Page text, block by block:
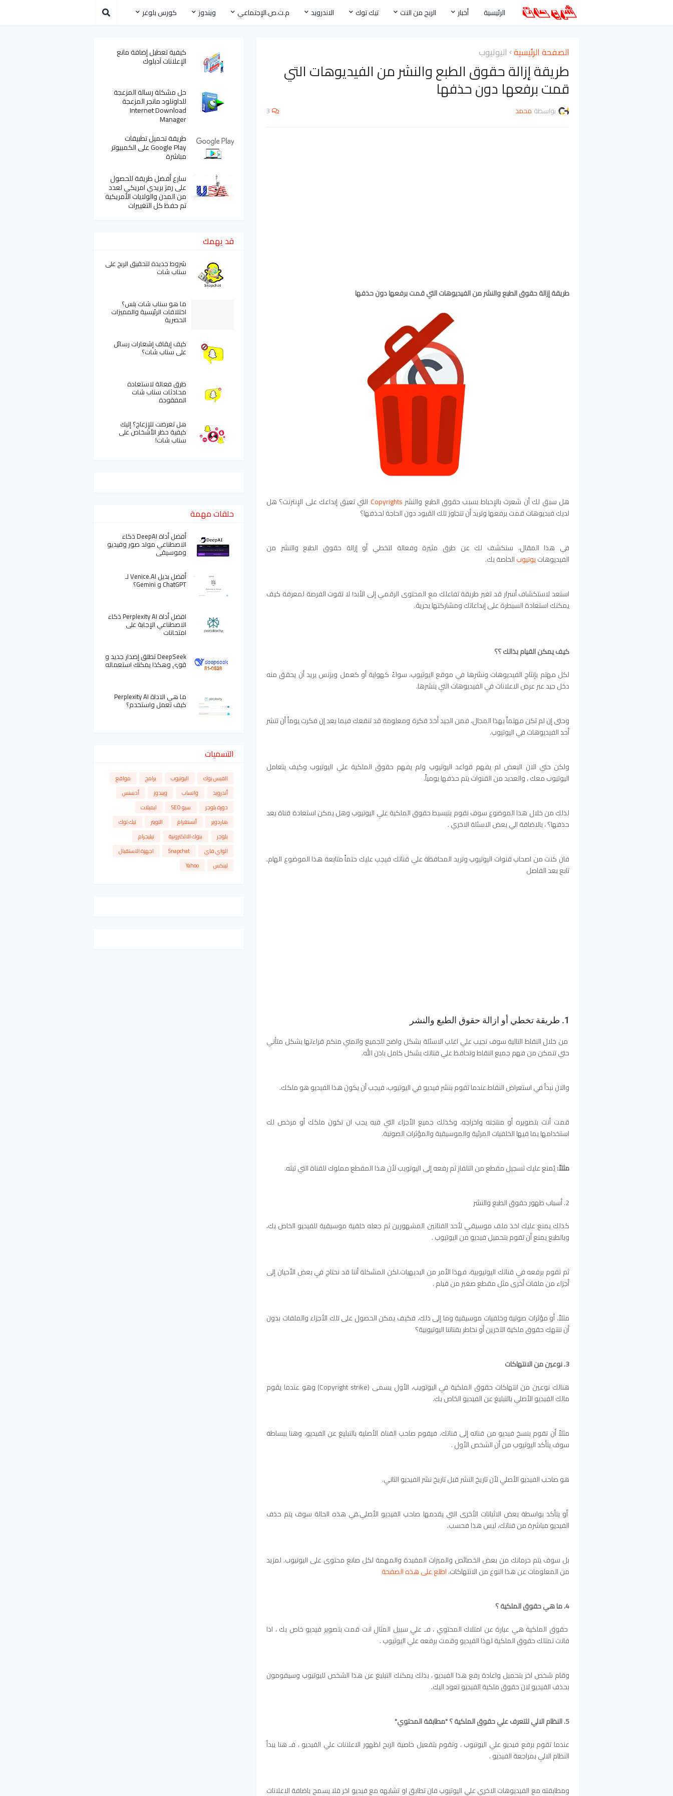
الرئيسية أخبار الربح من النت تيك توك الاندرويد م.ت.ص.الإجتماعي ويندوز كورس بلوغر
الصفحة الرئيسية اليوتيوب
طريقة إزالة حقوق الطبع والنشر من الفيديوهات التي
قمت برفعها دون حذفها
بواسطة محمد 3
طريقة إزالة حقوق الطبع والنشر من الفيديوهات التي قمت برفعها دون حذفها
هل سبق لك أن شعرت بالإحباط بسبب حقوق الطبع والنشرCopyrights التي تعيق إبداعك على الإنترنت؟ هل
لديك فيديوهات قمت برفعها وتريد أن تتجاوز تلك القيود دون الحاجة لحذفها؟
في هذا المقال، سنكشف لك عن طرق مثيرة وفعالة لتخطي أو إزالة حقوق الطبع والنشر من
الفيديوهاتيوتيوبالخاصة بك.
استعد لاستكشاف أسرار قد تغير طريقة تفاعلك مع المحتوى الرقمي إلى الأبد! لا تفوت الفرصة لمعرفة كيف
يمكنك استعادة السيطرة على إبداعاتك ومشاركتها بحرية.
كيف يمكن القيام بذالك ؟؟
لكل مهتم بإنتاج الفيديوهات ونشرها في موقع اليوتيوب، سواءً كهواية أو كعمل وبزنس يريد أن يحقق منه
دخل جيد عبر عرض الاعلانات في الفيديوهات التي ينشرها.
وحتى إن لم تكن مهتماً بهذا المجال، فمن الجيد أخذ فكرة ومعلومة قد تنفعك فيما بعد إن فكرت يوماً أن تنشر
أحد الفيديوهات في اليوتيوب.
ولكن حتي الان البعض لم يفهم قواعد اليوتيوب ولم يفهم حقوق الملكية علي اليوتيوب وكيف يتعامل
اليوتيوب معك ، والعديد من القنوات يتم حذفها يومياً.
لذلك من خلال هذا الموضوع سوف نقوم بتبسيط حقوق الملكية علي اليوتيوب وهل يمكن استعادة قناة بعد
حذفها؟ ، بالاضافة الي بعض الاسئلة الاخري .
فان كنت من اصحاب قنوات اليوتيوب وتريد المحافظة علي قناتك فيجب عليك حتماً متابعة هذا الموضوع الهام.
تابع بعد الفاصل
1. طريقة تخطي أو ازالة حقوق الطبع والنشر
من خلال النقاط التالية سوف نجيب علي اغلب الاسئلة بشكل واضح للجميع واتمني منكم قراءتها بشكل متأني
حتي تتمكن من فهم جميع النقاط وتحافظ علي قناتك بشكل كامل باذن الله.
والان نبدأ في استعراض النقاط.عندما تقوم بنشر فيديو في اليوتيوب، فيجب أن يكون هذا الفيديو هو ملكك.
قمت أنت بتصويره أو منتجته واخراجه، وكذلك جميع الأجزاء التي فيه يجب ان تكون ملكك أو مرخص لك
استخدامها بما فيها الخلفيات المرئية والموسيقية والمؤثرات الصوتية.
مثلاً:يُمنع عليك تسجيل مقطع من التلفاز ثم رفعه إلى اليوتويب لأن هذا المقطع مملوك للقناة التي تبثه.
2. أسباب ظهور حقوق الطبع والنشر
كذلك يمنع عليك اخذ ملف موسيقي لأحد الفنانين المشهورين ثم جعله خلفية موسيقية للفيديو الخاص بك،
وبالطبع يمنع أن تقوم بتحميل فيديو من اليوتيوب .
ثم تقوم برفعه في قناتك اليوتيوبية، فهذا الأمر من البديهيات.لكن المشكلة أننا قد نحتاج في بعض الأحيان إلى
أجزاء من ملفات أخرى مثل مقطع صغير من فيلم .
مثلاً، أو مؤثرات صوتية وخلفيات موسيقية وما إلى ذلك، فكيف يمكن الحصول على تلك الأجزاء والملفات بدون
أن ننتهك حقوق ملكية الآخرين أو نخاطر بقناتنا اليوتيوبية؟
3. نوعين من الانتهاكات
هنالك نوعين من انتهاكات حقوق الملكية في اليوتويب، الأول يسمى (Copyright strike) وهو عندما يقوم
مالك الفيديو الأصلي بالتبليغ عن الفيديو الخاص بك.
مثلاً أن تقوم بنسخ فيديو من قناته إلى قناتك، فيقوم صاحب القناة الأصلية بالتبليغ عن الفيديو، وهنا ببساطة
سوف يتأكد اليوتيوب من أن الشخص الأول .
هو صاحب الفيديو الأصلي لأن تاريخ النشر قبل تاريخ نشر الفيديو الثاني.
أو يتأكد بواسطة بعض الاثباتات الأخرى التي يقدمها صاحب الفيديو الأصلي.في هذه الحالة سوف يتم حذف
الفيديو مباشرة من قناتك، ليس هذا فحسب.
بل سوف يتم حرمانك من بعض الخصائص والميزات المفيدة والمهمة لكل صانع محتوى على اليوتيوب. لمزيد
من المعلومات عن هذا النوع من الانتهاكات،اطلع على هذه الصفحة
4. ما هي حقوق الملكية ؟
حقوق الملكية هي عبارة عن امتلاك المحتوي ، فـ علي سبيل المثال انت قمت بتصوير فيديو خاص بك ، اذا
فانت تمتلك حقوق الملكية لهذا الفيديو وقمت برفعه علي اليوتيوب .
وقام شخص اخر بتحميل واعادة رفع هذا الفيديو ، بذلك يمكنك التبليغ عن هذا الشخص لليوتيوب وسيقومون
بحذف الفيديو لان حقوق ملكية الفيديو تعود اليك.
5. النظام الالي للتعرف علي حقوق الملكية ؟ "مطابقة المحتوي"
عندما تقوم برفع فيديو علي اليوتيوب ، وتقوم بتفعيل خاصية الربح لظهور الاعلانات علي الفيديو ، فـ هنا يبدأ
النظام الالي بمراجعة الفيديو .
ومطابقته مع الفيديوهات الاخري علي اليوتيوب فان تطابق او تشابهه مع فيديو اخر فلا يسمح باضافة الاعلانات
كيفية تعطيل إضافة مانع
الإعلانات آدبلوك
حل مشكلة رسالة المزعجة
للداونلود مانجر المزعجة
Internet Download
Manager
طريقة تحميل تطبيقات
Google Play على الكمبيوتر
مباشرة
سارع أفضل طريقة للحصول
على رمز بريدي امريكي لعدد
من المدن والولايات الأمريكية
تم حفظ كل التغييرات
قد يهمك
شروط جديدة لتحقيق الربح على
سناب شات
ما هو سناب شات بلس؟
اختلافات الرئيسية والمميزات
الحصرية
كيف إيقاف إشعارات رسائل
على سناب شات؟
طرق فعالة لاستعادة
محادثات سناب شات
المفقودة
هل تعرضت للإزعاج؟ إليك
كيفية حظر الأشخاص على
سناب شات!
حلقات مهمة
أفضل أداة DeepAI ذكاء
الاصطناعي مولد صور وفيديو
وموسيقى
أفضل بديل Venice.AI لـ
ChatGPT و Gemini؟
افضل أداة Perplexity AI ذكاء
الاصطناعي الإجابة على
امتحانات
DeepSeek تطلق إصدار جديد و
قوي وهكذا يمكنك استعماله
ما هي الاداة Perplexity AI
كيف تعمل واستخدم؟
التسميات
الفيس بوك اليوتيوب برامج
مواقع
أندرويد
واتساب ويندوز
أدسنس
دورة بلوجر
سيو SEO
ايميلات
هاردوير
أنستغرام التويتر
تيك توك
بلوجر
بنوك الالكترونية
تيليجرام
الواي فاي
Snapchat
اجهزة الاستقبال
لينكس
Yahoo